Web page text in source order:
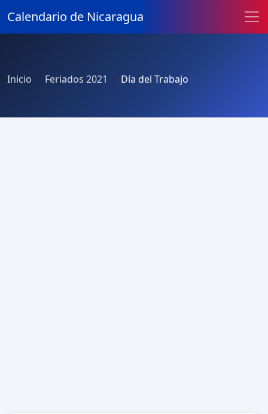
Calendario de Nicaragua
Inicio Feriados 2021 Día del Trabajo